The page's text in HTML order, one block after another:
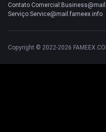
Contato
Serviço:Service@mail.fameex.info
Copyright © 2022-2026